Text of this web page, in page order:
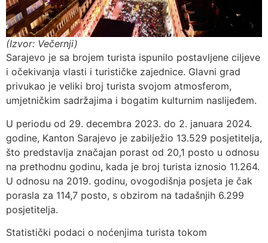
(Izvor: Večernji)
Sarajevo je sa brojem turista ispunilo postavljene ciljeve
i očekivanja vlasti i turističke zajednice. Glavni grad
privukao je veliki broj turista svojom atmosferom,
umjetničkim sadržajima i bogatim kulturnim naslijeđem.
U periodu od 29. decembra 2023. do 2. januara 2024.
godine, Kanton Sarajevo je zabilježio 13.529 posjetitelja,
što predstavlja značajan porast od 20,1 posto u odnosu
na prethodnu godinu, kada je broj turista iznosio 11.264.
U odnosu na 2019. godinu, ovogodišnja posjeta je čak
porasla za 114,7 posto, s obzirom na tadašnjih 6.299
posjetitelja.
Statistički podaci o noćenjima turista tokom